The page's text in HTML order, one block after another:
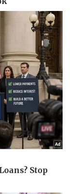
số